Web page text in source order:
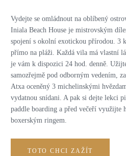
Vydejte se omládnout na oblíbený
Iniala Beach House je mistrovským
spojení s okolní exotickou přírodou. 3
přímo na pláži. Každá vila má vlastní
je vám k dispozici 24 hod. denně.
samozřejmě pod odborným vedením,
Atxa oceněný 3 michelinskými
vydatnou snídani. A pak si dejte lekci
paddle boarding a před večeří využijte
boxerským ringem.
TOTO CHCI ZAŽÍT